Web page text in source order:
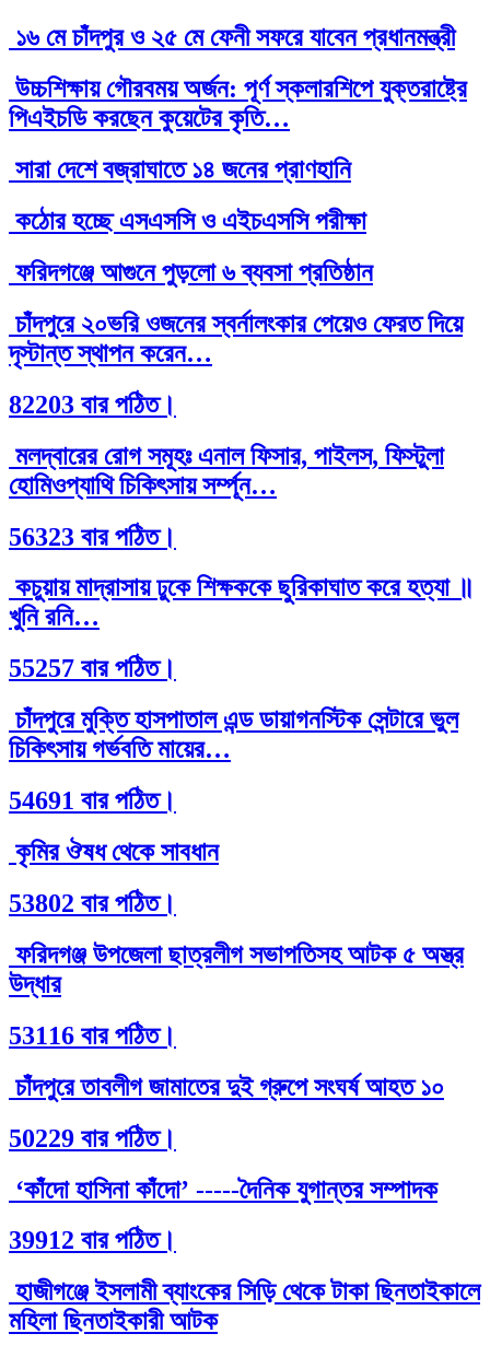
১৬ মে চাঁদপুর ও ২৫ মে ফেনী সফরে যাবেন প্রধানমন্ত্রী
উচ্চশিক্ষায় গৌরবময় অর্জন: পূর্ণ স্কলারশিপে যুক্তরাষ্ট্রে
পিএইচডি করছেন কুয়েটের কৃতি…
সারা দেশে বজ্রাঘাতে ১৪ জনের প্রাণহানি
কঠোর হচ্ছে এসএসসি ও এইচএসসি পরীক্ষা
ফরিদগঞ্জে আগুনে পুড়লো ৬ ব্যবসা প্রতিষ্ঠান
চাঁদপুরে ২০ভরি ওজনের স্বর্নালংকার পেয়েও ফেরত দিয়ে
দৃস্টান্ত স্থাপন করেন…
82203 বার পঠিত।
মলদ্বারের রোগ সমূহঃ এনাল ফিসার, পাইলস, ফিস্টুলা
হোমিওপ্যাথি চিকিৎসায় সর্ম্পূন…
56323 বার পঠিত।
কচুয়ায় মাদ্রাসায় ঢুকে শিক্ষককে ছুরিকাঘাত করে হত্যা ॥
খুনি রনি…
55257 বার পঠিত।
চাঁদপুরে মুক্তি হাসপাতাল এন্ড ডায়াগনস্টিক সেন্টারে ভুল
চিকিৎসায় গর্ভবতি মায়ের…
54691 বার পঠিত।
কৃমির ঔষধ থেকে সাবধান
53802 বার পঠিত।
ফরিদগঞ্জ উপজেলা ছাত্রলীগ সভাপতিসহ আটক ৫ অস্ত্র
উদ্ধার
53116 বার পঠিত।
চাঁদপুরে তাবলীগ জামাতের দুই গ্রুপে সংঘর্ষ আহত ১০
50229 বার পঠিত।
‘কাঁদো হাসিনা কাঁদো’ -----দৈনিক যুগান্তর সম্পাদক
39912 বার পঠিত।
হাজীগঞ্জে ইসলামী ব্যাংকের সিড়ি থেকে টাকা ছিনতাইকালে
মহিলা ছিনতাইকারী আটক